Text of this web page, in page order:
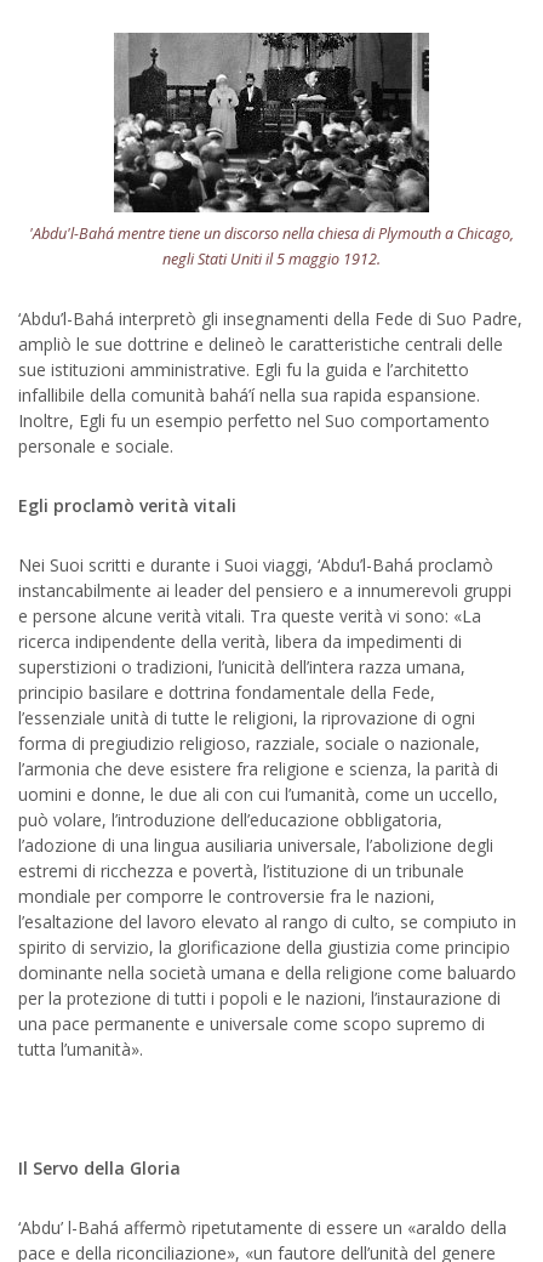
'Abdu'l-Bahá mentre tiene un discorso nella chiesa di Plymouth a Chicago,
negli Stati Uniti il 5 maggio 1912.
‘Abdu’l-Bahá interpretò gli insegnamenti della Fede di Suo Padre,
ampliò le sue dottrine e delineò le caratteristiche centrali delle
sue istituzioni amministrative. Egli fu la guida e l’architetto
infallibile della comunità bahá’í nella sua rapida espansione.
Inoltre, Egli fu un esempio perfetto nel Suo comportamento
personale e sociale.
Egli proclamò verità vitali
Nei Suoi scritti e durante i Suoi viaggi, ‘Abdu’l-Bahá proclamò
instancabilmente ai leader del pensiero e a innumerevoli gruppi
e persone alcune verità vitali. Tra queste verità vi sono: «La
ricerca indipendente della verità, libera da impedimenti di
superstizioni o tradizioni, l’unicità dell’intera razza umana,
principio basilare e dottrina fondamentale della Fede,
l’essenziale unità di tutte le religioni, la riprovazione di ogni
forma di pregiudizio religioso, razziale, sociale o nazionale,
l’armonia che deve esistere fra religione e scienza, la parità di
uomini e donne, le due ali con cui l’umanità, come un uccello,
può volare, l’introduzione dell’educazione obbligatoria,
l’adozione di una lingua ausiliaria universale, l’abolizione degli
estremi di ricchezza e povertà, l’istituzione di un tribunale
mondiale per comporre le controversie fra le nazioni,
l’esaltazione del lavoro elevato al rango di culto, se compiuto in
spirito di servizio, la glorificazione della giustizia come principio
dominante nella società umana e della religione come baluardo
per la protezione di tutti i popoli e le nazioni, l’instaurazione di
una pace permanente e universale come scopo supremo di
tutta l’umanità».
Il Servo della Gloria
‘Abdu’ l-Bahá affermò ripetutamente di essere un «araldo della
pace e della riconciliazione», «un fautore dell’unità del genere